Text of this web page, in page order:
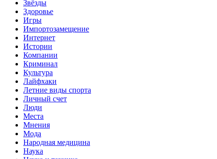
Звёзды
Здоровье
Игры
Импортозамещение
Интернет
Истории
Компании
Криминал
Культура
Лайфхаки
Летние виды спорта
Личный счет
Люди
Места
Мнения
Мода
Народная медицина
Наука